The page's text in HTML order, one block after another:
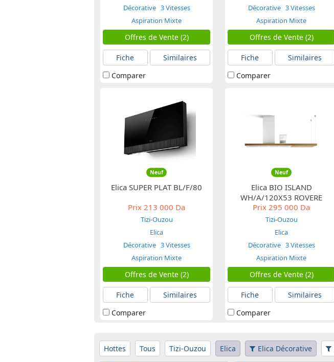
Décorative 3 Vitesses
Aspiration Mixte
Offres de Vente (2)
Fiche
Similaires
Comparer
Décorative 3 Vitesses
Aspiration Mixte
Offres de Vente (2)
Fiche
Similaires
Comparer
Neuf
Elica SUPER PLAT BL/F/80
Prix 213 000 Da
Tizi-Ouzou
Elica
Décorative 3 Vitesses
Aspiration Mixte
Offres de Vente (2)
Fiche
Similaires
Comparer
Neuf
Elica BIO ISLAND
WH/A/120X53 ROVERE
Prix 295 000 Da
Tizi-Ouzou
Elica
Décorative 3 Vitesses
Aspiration Mixte
Offres de Vente (2)
Fiche
Similaires
Comparer
Hottes Tous Tizi-Ouzou Elica Elica Décorative